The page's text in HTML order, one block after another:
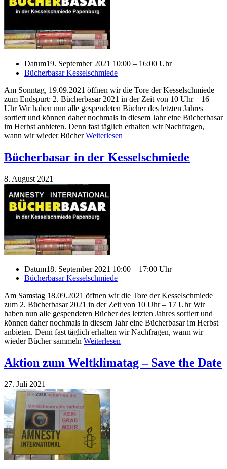
Datum19. September 2021 10:00 – 16:00 Uhr
Bücherbasar Kesselschmiede
Am Sonntag, 19.09.2021 öffnen wir die Tore der Kesselschmiede
zum Endspurt: 2. Bücherbasar 2021 in der Zeit von 10 Uhr – 16
Uhr Wir haben nun alle gespendeten Bücher des letzten Jahres
sortiert und können daher nochmals in diesem Jahr eine Bücherbasar
im Herbst anbieten. Denn fast täglich erhalten wir Nachfragen,
wann wir wieder BücherWeiterlesen
Bücherbasar in der Kesselschmiede
8. August 2021
Datum18. September 2021 10:00 – 17:00 Uhr
Bücherbasar Kesselschmiede
Am Samstag 18.09.2021 öffnen wir die Tore der Kesselschmiede
zum 2. Bücherbasar 2021 in der Zeit von 10 Uhr – 17 Uhr Wir
haben nun alle gespendeten Bücher des letzten Jahres sortiert und
können daher nochmals in diesem Jahr eine Bücherbasar im Herbst
anbieten. Denn fast täglich erhalten wir Nachfragen, wann wir
wieder Bücher sammeln Weiterlesen
Aktion zum Weltklimatag – Save the Date
27. Juli 2021